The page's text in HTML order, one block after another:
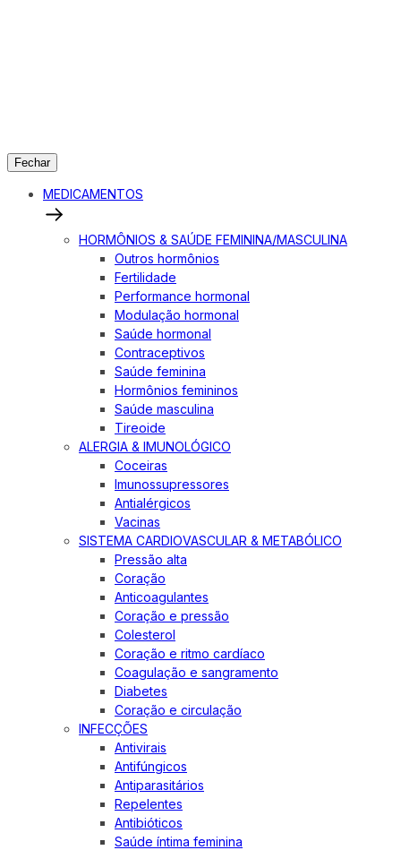
Fechar
MEDICAMENTOS
HORMÔNIOS & SAÚDE FEMININA/MASCULINA
Outros hormônios
Fertilidade
Performance hormonal
Modulação hormonal
Saúde hormonal
Contraceptivos
Saúde feminina
Hormônios femininos
Saúde masculina
Tireoide
ALERGIA & IMUNOLÓGICO
Coceiras
Imunossupressores
Antialérgicos
Vacinas
SISTEMA CARDIOVASCULAR & METABÓLICO
Pressão alta
Coração
Anticoagulantes
Coração e pressão
Colesterol
Coração e ritmo cardíaco
Coagulação e sangramento
Diabetes
Coração e circulação
INFECÇÕES
Antivirais
Antifúngicos
Antiparasitários
Repelentes
Antibióticos
Saúde íntima feminina